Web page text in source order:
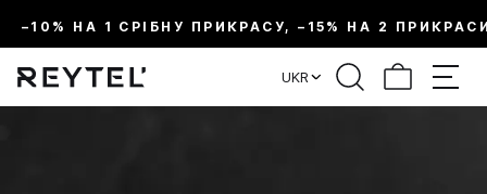
–10% НА 1 СРІБНУ ПРИКРАСУ, –15% НА 2
UKR